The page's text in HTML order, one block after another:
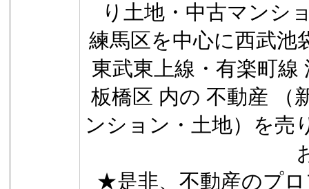
り土地・中古マンシ
練馬区を中心に西武池
東武東上線・有楽町線
板橋区 内の 不動産 （
ンション・土地）を売
★是非、不動産のプ